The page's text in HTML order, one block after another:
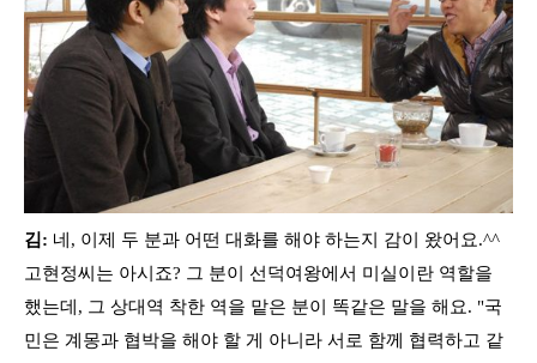
김: 네, 이제 두 분과 어떤 대화를 해야 하는지 감이 왔어요.^^
고현정씨는 아시죠? 그 분이 선덕여왕에서 미실이란 역할을
했는데, 그 상대역 착한 역을 맡은 분이 똑같은 말을 해요. "국
민은 계몽과 협박을 해야 할 게 아니라 서로 함께 협력하고 같